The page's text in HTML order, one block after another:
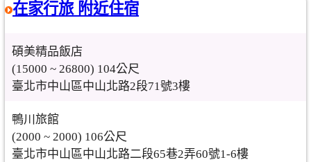
在家行旅 附近住宿
碩美精品飯店
(15000 ~ 26800) 104公尺
臺北市中山區中山北路2段71號3樓
鴨川旅館
(2000 ~ 2000) 106公尺
臺北市中山區中山北路二段65巷2弄60號1-6樓